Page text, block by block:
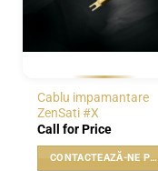
Cablu impamantare
ZenSati #X
Call for Price
CONTACTEAZĂ-NE PENTRU PREȚ